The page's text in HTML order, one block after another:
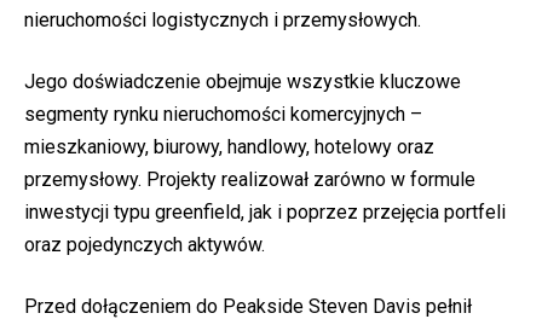
nieruchomości logistycznych i przemysłowych.
Jego doświadczenie obejmuje wszystkie kluczowe
segmenty rynku nieruchomości komercyjnych –
mieszkaniowy, biurowy, handlowy, hotelowy oraz
przemysłowy. Projekty realizował zarówno w formule
inwestycji typu greenfield, jak i poprzez przejęcia portfeli
oraz pojedynczych aktywów.
Przed dołączeniem do Peakside Steven Davis pełnił